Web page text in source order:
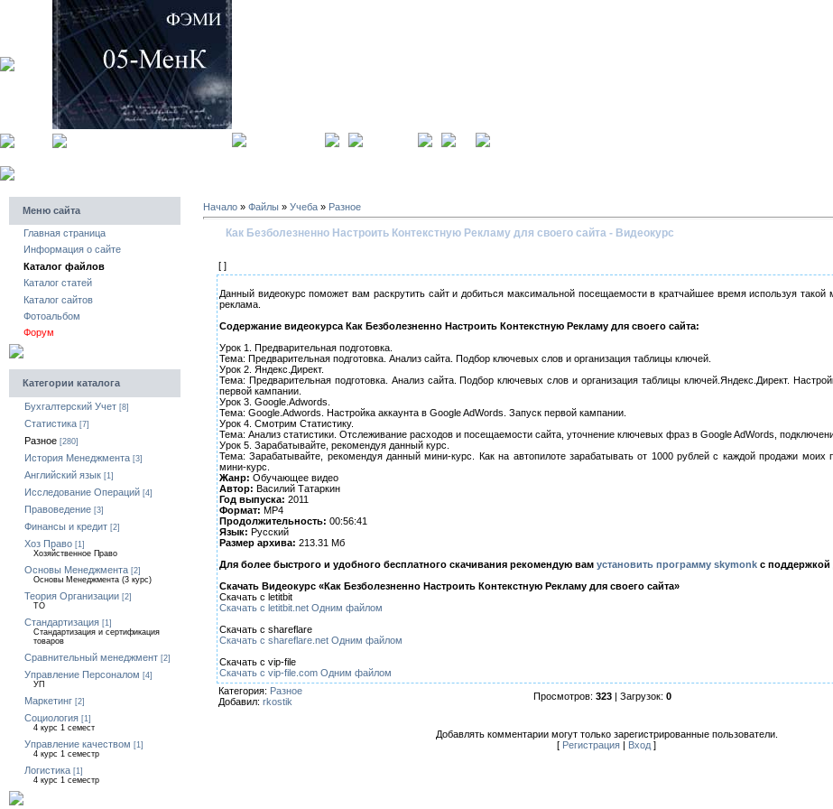
Меню сайта
Главная страница
Информация о сайте
Каталог файлов
Каталог статей
Каталог сайтов
Фотоальбом
Форум
Категории каталога
Бухгалтерский Учет [8]
Статистика [7]
Разное [280]
История Менеджмента [3]
Английский язык [1]
Исследование Операций [4]
Правоведение [3]
Финансы и кредит [2]
Хоз Право [1]
Хозяйственное Право
Основы Менеджмента [2]
Основы Менеджмента (3 курс)
Теория Организации [2]
ТО
Стандартизация [1]
Стандартизация и сертификация
товаров
Сравнительный менеджмент [2]
Управление Персоналом [4]
УП
Маркетинг [2]
Социология [1]
4 курс 1 семест
Управление качеством [1]
4 курс 1 семестр
Логистика [1]
4 курс 1 семестр
Начало » Файлы » Учеба » Разное
Как Безболезненно Настроить Контекстную Рекламу для своего сайта - Видеокурс
[ ]
Данный видеокурс поможет вам раскрутить сайт и добиться максимальной посещаемости в кратчайшее время используя такой
реклама.
Cодержание видеокурса Как Безболезненно Настроить Контекстную Рекламу для своего сайта:
Урок 1. Предварительная подготовка.
Тема: Предварительная подготовка. Анализ сайта. Подбор ключевых слов и организация таблицы ключей.
Урок 2. Яндекс.Директ.
Тема: Предварительная подготовка. Анализ сайта. Подбор ключевых слов и организация таблицы ключей.Яндекс.Директ.
первой кампании.
Урок 3. Google.Adwords.
Тема: Google.Adwords. Настройка аккаунта в Google AdWords. Запуск первой кампании.
Урок 4. Смотрим Статистику.
Тема: Анализ статистики. Отслеживание расходов и посещаемости сайта, уточнение ключевых фраз в Google AdWords,
Урок 5. Зарабатывайте, рекомендуя данный курс.
Тема: Зарабатывайте, рекомендуя данный мини-курс. Как на автопилоте зарабатывать от 1000 рублей с каждой продажи моих
мини-курс.
Жанр: Обучающее видео
Автор: Василий Татаркин
Год выпуска: 2011
Формат: MP4
Продолжительность: 00:56:41
Язык: Русский
Размер архива: 213.31 Мб
Для более быстрого и удобного бесплатного скачивания рекомендую вам установить программу skymonk с поддержкой
Скачать Видеокурс «Как Безболезненно Настроить Контекстную Рекламу для своего сайта»
Скачать с letitbit
Скачать с letitbit.net Одним файлом
Скачать с shareflare
Скачать с shareflare.net Одним файлом
Скачать с vip-file
Скачать с vip-file.com Одним файлом
Категория: Разное
Добавил: rkostik Просмотров: 323 | Загрузок: 0
Добавлять комментарии могут только зарегистрированные пользователи.
[ Регистрация | Вход ]